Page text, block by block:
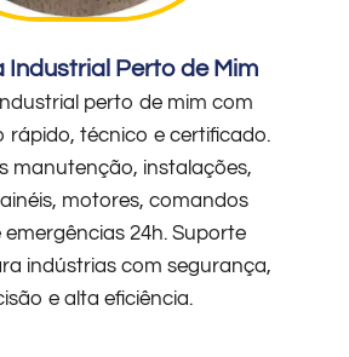
Industrial Perto de Mim
perto de mim com
rápido, técnico e certificado.
manutenção, instalações,
motores, comandos
emergências 24h. Suporte
indústrias com segurança,
e alta eficiência.